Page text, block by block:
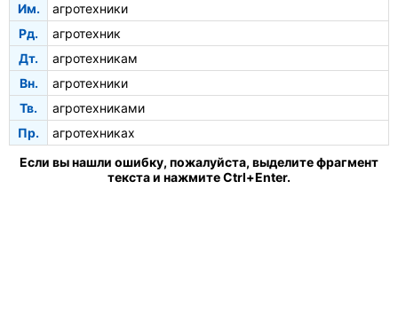
Им.
агротехники
Рд.
агротехник
Дт.
агротехникам
Вн.
агротехники
Тв.
агротехниками
Пр.
агротехниках
Если вы нашли ошибку, пожалуйста, выделите фрагмент
текста и нажмите Ctrl+Enter.